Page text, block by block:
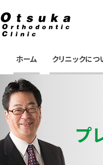
ホーム クリニックにつ
プ